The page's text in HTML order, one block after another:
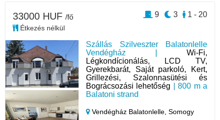
Szállás Szilveszter Balatonlelle
Vendégház | Wi-Fi,
Légkondícionálás, LCD TV,
Gyerekbarát, Saját parkoló, Kert,
Grillezési, Szalonnasütési és
Bográcsozási lehetőség | 800 m a
Balatoni strand
Vendégház Balatonlelle,Somogy
33000 HUF /fő
Étkezés nélkül
1 - 20
3
9